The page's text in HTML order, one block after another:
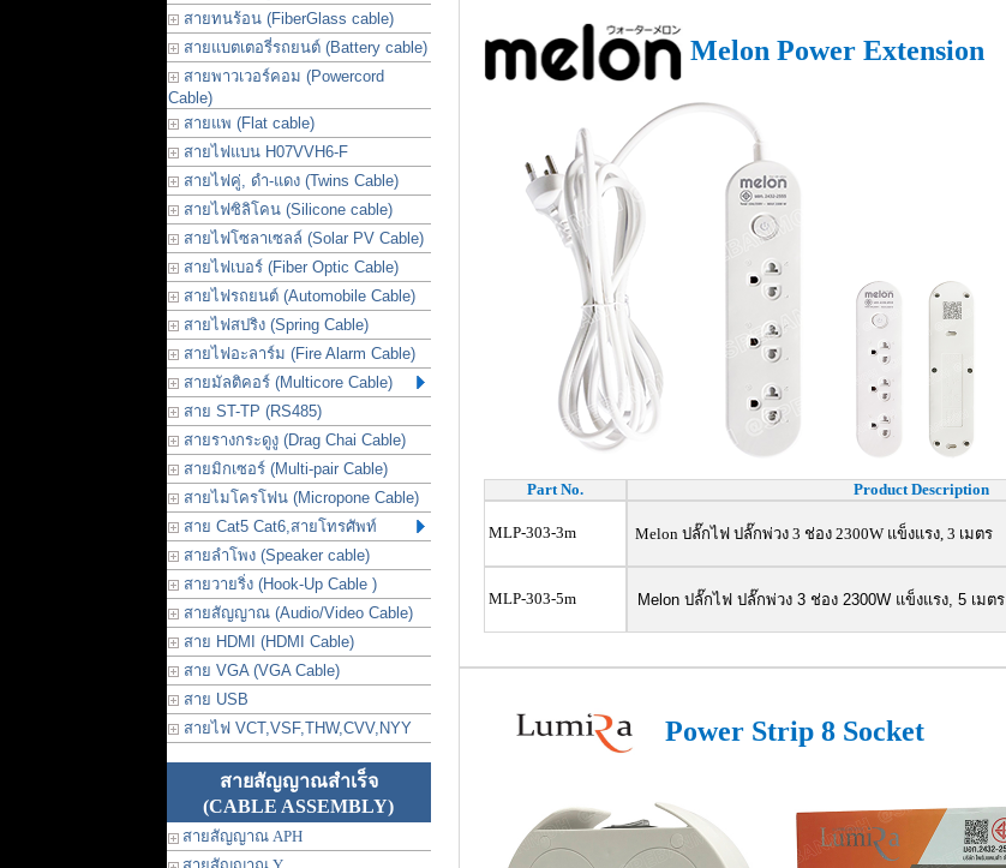
สายทนร้อน (FiberGlass cable)
สายแบตเตอรี่รถยนต์ (Battery cable)
สายพาวเวอร์คอม (Powercord
Cable)
สายแพ (Flat cable)
สายไฟแบน H07VVH6-F
สายไฟคู่, ดำ-แดง (Twins Cable)
สายไฟซิลิโคน (Silicone cable)
สายไฟโซลาเซลล์ (Solar PV Cable)
สายไฟเบอร์ (Fiber Optic Cable)
สายไฟรถยนต์ (Automobile Cable)
สายไฟสปริง (Spring Cable)
สายไฟอะลาร์ม (Fire Alarm Cable)
สายมัลติคอร์ (Multicore Cable)
สาย ST-TP (RS485)
สายรางกระดูงู (Drag Chai Cable)
สายมิกเซอร์ (Multi-pair Cable)
สายไมโครโฟน (Micropone Cable)
สาย Cat5 Cat6,สายโทรศัพท์
สายลำโพง (Speaker cable)
สายวายริ่ง (Hook-Up Cable )
สายสัญญาณ (Audio/Video Cable)
สาย HDMI (HDMI Cable)
สาย VGA (VGA Cable)
สาย USB
สายไฟ VCT,VSF,THW,CVV,NYY
สายสัญญาณสำเร็จ
(CABLE ASSEMBLY)
สายสัญญาณ APH
Melon Power Extension
Part No. Product Description
MLP-303-3m Melon ปลั๊กไฟ ปลั๊กพ่วง 3 ช่อง 2300W แข็งแรง, 3 เมตร
MLP-303-5m Melon ปลั๊กไฟ ปลั๊กพ่วง 3 ช่อง 2300W แข็งแรง, 5 เมตร
Power Strip 8 Socket